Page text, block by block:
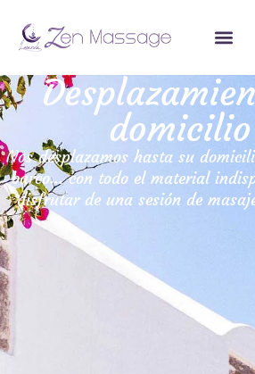
domicilio
Nos desplazamos hasta su
barco… con todo el material
disfrutar de una sesión de